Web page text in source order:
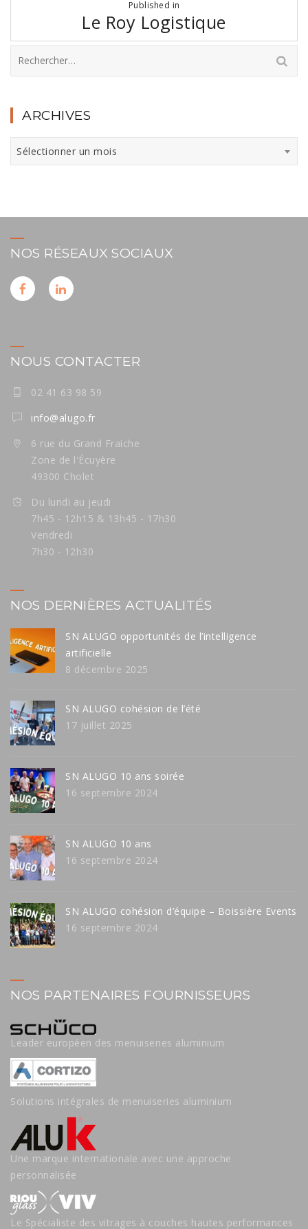
l’article
Published in
Le Roy Logistique
ARCHIVES
Archives
Sélectionner un mois
NOS RÉSEAUX SOCIAUX
NOUS CONTACTER
02 41 63 98 59
info@alugo.fr
6 rue du Grand Fraiche
Zone de l'Écuyère
49300 Cholet
Du lundi au jeudi
7h45 - 12h15 & 13h45 - 17h30
Vendredi
7h30 - 12h30
NOS DERNIÈRES ACTUALITÉS
SN ALUGO opportunités de l’intelligence
artificielle
8 décembre 2025
SN ALUGO cohésion de l’été
17 juillet 2025
SN ALUGO 10 ans soirée
16 septembre 2024
SN ALUGO 10 ans
16 septembre 2024
SN ALUGO cohésion d’équipe – Boissière Events
16 septembre 2024
NOS PARTENAIRES FOURNISSEURS
Leader européen des menuiseries aluminium
Solutions intégrales de menuiseries aluminium
Une marque internationale avec une approche
personnalisée
Le Spécialiste des vitrages à couches hautes performances